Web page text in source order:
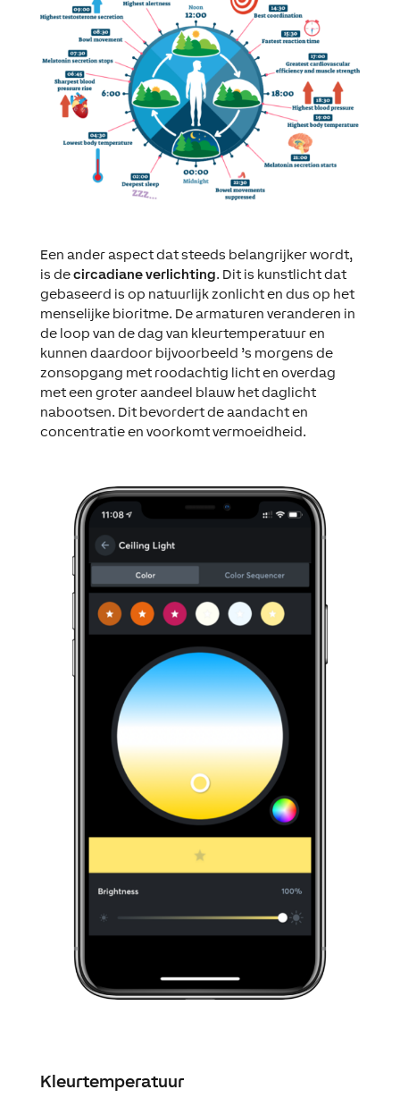
Een ander aspect dat steeds belangrijker wordt,
is decircadiane verlichting. Dit is kunstlicht dat
gebaseerd is op natuurlijk zonlicht en dus op het
menselijke bioritme. De armaturen veranderen in
de loop van de dag van kleurtemperatuur en
kunnen daardoor bijvoorbeeld ’s morgens de
zonsopgang met roodachtig licht en overdag
met een groter aandeel blauw het daglicht
nabootsen. Dit bevordert de aandacht en
concentratie en voorkomt vermoeidheid.
Kleurtemperatuur